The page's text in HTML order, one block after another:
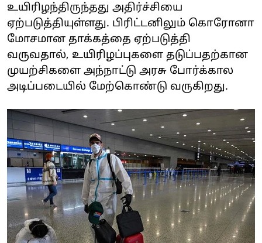
உயிரிழந்திருந்தது அதிர்ச்சியை
ஏற்படுத்தியுள்ளது. பிரிட்டனிலும் கொரோனா
மோசமான தாக்கத்தை ஏற்படுத்தி
வருவதால், உயிரிழப்புகளை தடுப்பதற்கான
முயற்சிகளை அந்நாட்டு அரசு போர்க்கால
அடிப்படையில் மேற்கொண்டு வருகிறது.